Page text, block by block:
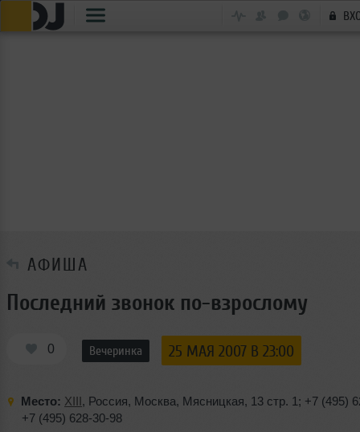
АФИША
Последний звонок по-взрослому
0 Вечеринка 25 МАЯ 2007 В 23:00
Место: XIII, Россия, Москва, Мясницкая, 13 стр. 1; +7 (495)
+7 (495) 628-30-98